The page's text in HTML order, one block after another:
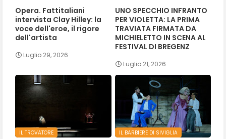
Opera. Fattitaliani
intervista Clay Hilley: la
voce dell'eroe, il rigore
dell'artista
Luglio 29, 2026
UNO SPECCHIO INFRANTO
PER VIOLETTA: LA PRIMA
TRAVIATA FIRMATA DA
MICHIELETTO IN SCENA AL
FESTIVAL DI BREGENZ
Luglio 21, 2026
IL TROVATORE IL BARBIERE DI SIVIGLIA